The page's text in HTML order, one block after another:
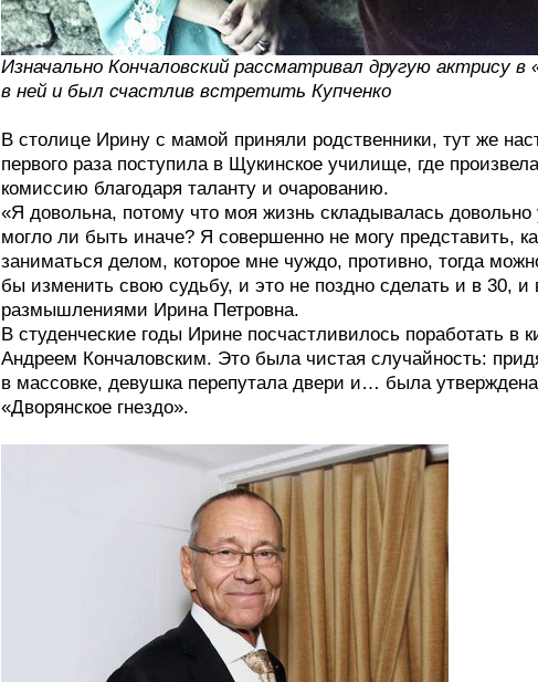
Изначально Кончаловский рассматривал другую актрису в
в ней и был счастлив встретить Купченко
В столице Ирину с мамой приняли родственники, тут же
первого раза поступила в Щукинское училище, где
комиссию благодаря таланту и очарованию.
«Я довольна, потому что моя жизнь складывалась
могло ли быть иначе? Я совершенно не могу представить,
заниматься делом, которое мне чуждо, противно, тогда
бы изменить свою судьбу, и это не поздно сделать и в 30,
размышлениями Ирина Петровна.
В студенческие годы Ирине посчастливилось поработать в
Андреем Кончаловским. Это была чистая случайность:
в массовке, девушка перепутала двери и… была
«Дворянское гнездо».